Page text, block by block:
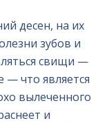
десен, на их
зубов и
свищи —
— что является
вылеченного
и